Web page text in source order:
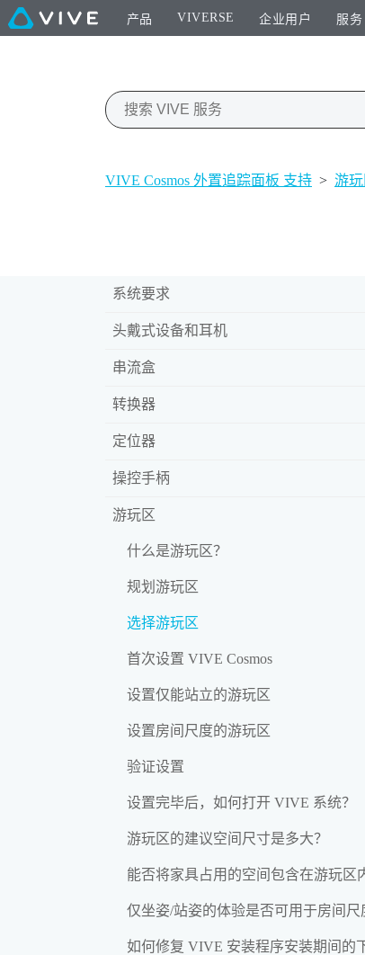
产品 VIVERSE 企业用户 服务
VIVE Cosmos 外置追踪面板 支持 > 游
系统要求
头戴式设备和耳机
串流盒
转换器
定位器
操控手柄
游玩区
什么是游玩区？
规划游玩区
选择游玩区
首次设置 VIVE Cosmos
设置仅能站立的游玩区
设置房间尺度的游玩区
验证设置
设置完毕后，如何打开 VIVE 系统？
游玩区的建议空间尺寸是多大？
能否将家具占用的空间包含在游玩区
仅坐姿/站姿的体验是否可用于房间尺
如何修复 VIVE 安装程序安装期间的